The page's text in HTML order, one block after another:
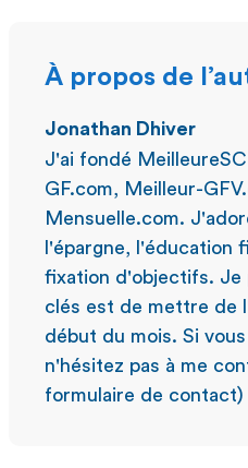
À propos de
Jonathan Dhiver
J'ai fondé
GF.com, Meilleur-
Mensuelle.com.
l'épargne, l'éducation
fixation d'objectifs. Je
clés est de mettre de
début du mois. Si
n'hésitez pas à me
formulaire de contact)